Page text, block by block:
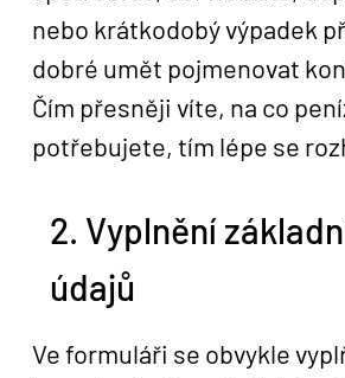
nebo krátkodobý výpadek
dobré umět pojmenovat
Čím přesněji víte, na co
potřebujete, tím lépe se
2. Vyplnění
údajů
Ve formuláři se obvykle